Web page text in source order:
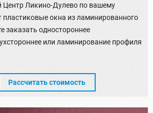
Ликино-Дулево по вашему
пластиковые окна из ламинированного
заказать одностороннее
или ламинирование профиля
Рассчитать стоимость